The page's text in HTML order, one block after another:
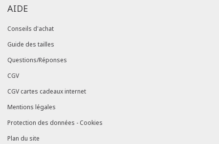
AIDE
Conseils d'achat
Guide des tailles
Questions/Réponses
CGV
CGV cartes cadeaux internet
Mentions légales
Protection des données - Cookies
Plan du site